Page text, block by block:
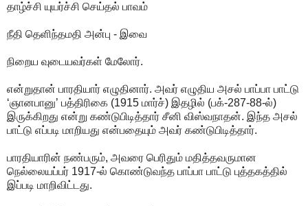
தாழ்ச்சி யுயர்ச்சி செய்தல் பாவம்
நீதி தெளிந்தமதி அன்பு - இவை
நிறைய வுடையவர்கள் மேலோர்.
என்றுதான் பாரதியார் எழுதினார். அவர் எழுதிய அசல் பாப்பா பாட்டு
‘ஞானபானு’ பத்திரிகை (1915 மார்ச்) இதழில் (பக்-287-88-ல்)
இருக்கிறது என்று கண்டுபிடித்தார் சீனி விஸ்வநாதன். இந்த அசல்
பாட்டு எப்படி மாறியது என்பதையும் அவர் கண்டுபிடித்தார்.
பாரதியாரின் நண்பரும், அவரை பெரிதும் மதித்தவருமான
நெல்லையப்பர் 1917-ல் கொண்டுவந்த பாப்பா பாட்டு புத்தகத்தில்
இப்படி மாறிவிட்டது.